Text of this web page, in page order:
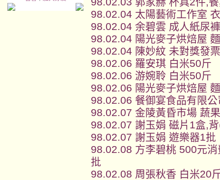
98.02.04 太陽藝術工作室
98.02.04 余碧雲 成人紙尿
98.02.04 陽光麥子烘焙屋
98.02.04 陳妙紋 未對獎發
98.02.06 羅安琪 白米50斤
98.02.06 游婉聆 白米50斤
98.02.06 陽光麥子烘焙屋
98.02.06 餐御宴食品有限
98.02.07 金陵黃昏市場 蔬
98.02.07 謝玉娟 磁片1盒,
98.02.07 謝玉娟 遊樂器1批
98.02.08 方李碧桃 500元
批
98.02.08 周張秋香 白米20